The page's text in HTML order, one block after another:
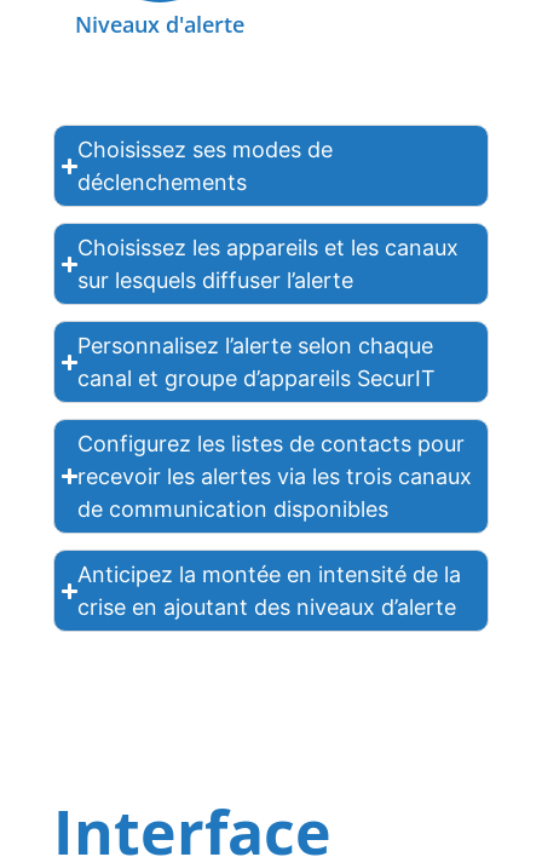
Niveaux d'alerte
Choisissez ses modes de
déclenchements
Choisissez les appareils et les canaux
sur lesquels diffuser l’alerte
Personnalisez l’alerte selon chaque
canal et groupe d’appareils SecurIT
Configurez les listes de contacts pour
recevoir les alertes via les trois canaux
de communication disponibles
Anticipez la montée en intensité de la
crise en ajoutant des niveaux d’alerte
Interface